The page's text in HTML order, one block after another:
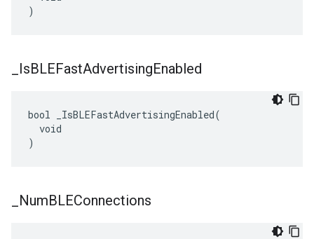
)
IsBLEFastAdvertisingEnabled
bool _IsBLEFastAdvertisingEnabled(
  void
)
NumBLEConnections